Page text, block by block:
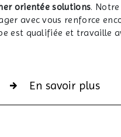
orientée solutions.
avec vous renforce
est qualifiée et travaille
En savoir plus